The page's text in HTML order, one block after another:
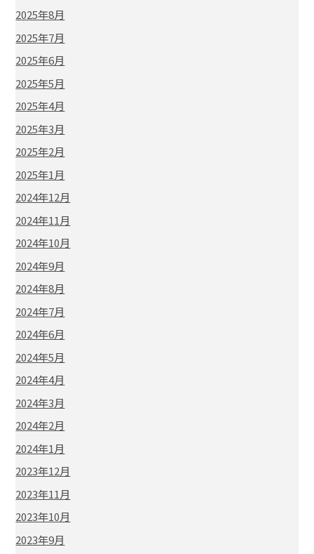
2025年8月
2025年7月
2025年6月
2025年5月
2025年4月
2025年3月
2025年2月
2025年1月
2024年12月
2024年11月
2024年10月
2024年9月
2024年8月
2024年7月
2024年6月
2024年5月
2024年4月
2024年3月
2024年2月
2024年1月
2023年12月
2023年11月
2023年10月
2023年9月